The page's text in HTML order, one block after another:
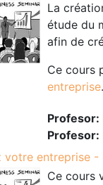
La
étude du
afin de
Ce cours
entreprise.
Profesor:
Profesor:
votre entreprise -
Ce cours